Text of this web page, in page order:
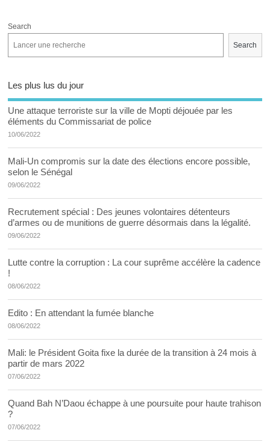
Search
Search
Les plus lus du jour
Une attaque terroriste sur la ville de Mopti déjouée par les
éléments du Commissariat de police
10/06/2022
Mali-Un compromis sur la date des élections encore possible,
selon le Sénégal
09/06/2022
Recrutement spécial : Des jeunes volontaires détenteurs
d’armes ou de munitions de guerre désormais dans la légalité.
09/06/2022
Lutte contre la corruption : La cour suprême accélère la cadence
!
08/06/2022
Edito : En attendant la fumée blanche
08/06/2022
Mali: le Président Goita fixe la durée de la transition à 24 mois à
partir de mars 2022
07/06/2022
Quand Bah N’Daou échappe à une poursuite pour haute trahison
?
07/06/2022